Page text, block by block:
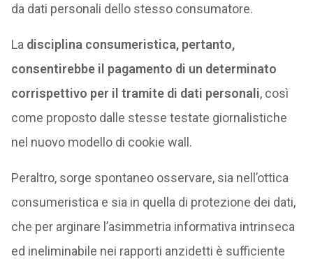
da dati personali dello stesso consumatore.
La disciplina consumeristica, pertanto,
consentirebbe il pagamento di un determinato
corrispettivo per il tramite di dati personali, così
come proposto dalle stesse testate giornalistiche
nel nuovo modello di cookie wall.
Peraltro, sorge spontaneo osservare, sia nell’ottica
consumeristica e sia in quella di protezione dei dati,
che per arginare l’asimmetria informativa intrinseca
ed ineliminabile nei rapporti anzidetti è sufficiente